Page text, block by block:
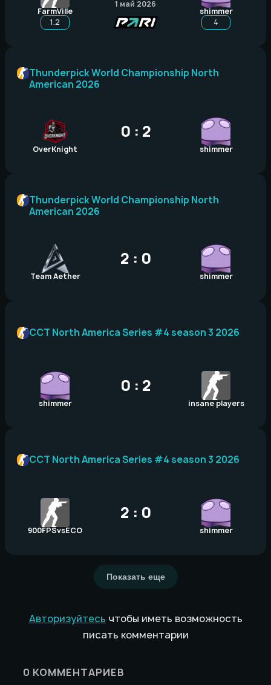
1.2
FarmVille
1 май 2026
shimmer
4
OverKnight
0 : 2
shimmer
Thunderpick World Championship North
American 2026
Team Aether
2 : 0
shimmer
Thunderpick World Championship North
American 2026
shimmer
0 : 2
insane players
CCT North America Series #4 season 3 2026
900FPSvsECO
2 : 0
shimmer
CCT North America Series #4 season 3 2026
Показать еще
Авторизуйтесь чтобы иметь возможность
писать комментарии
0 КОММЕНТАРИЕВ